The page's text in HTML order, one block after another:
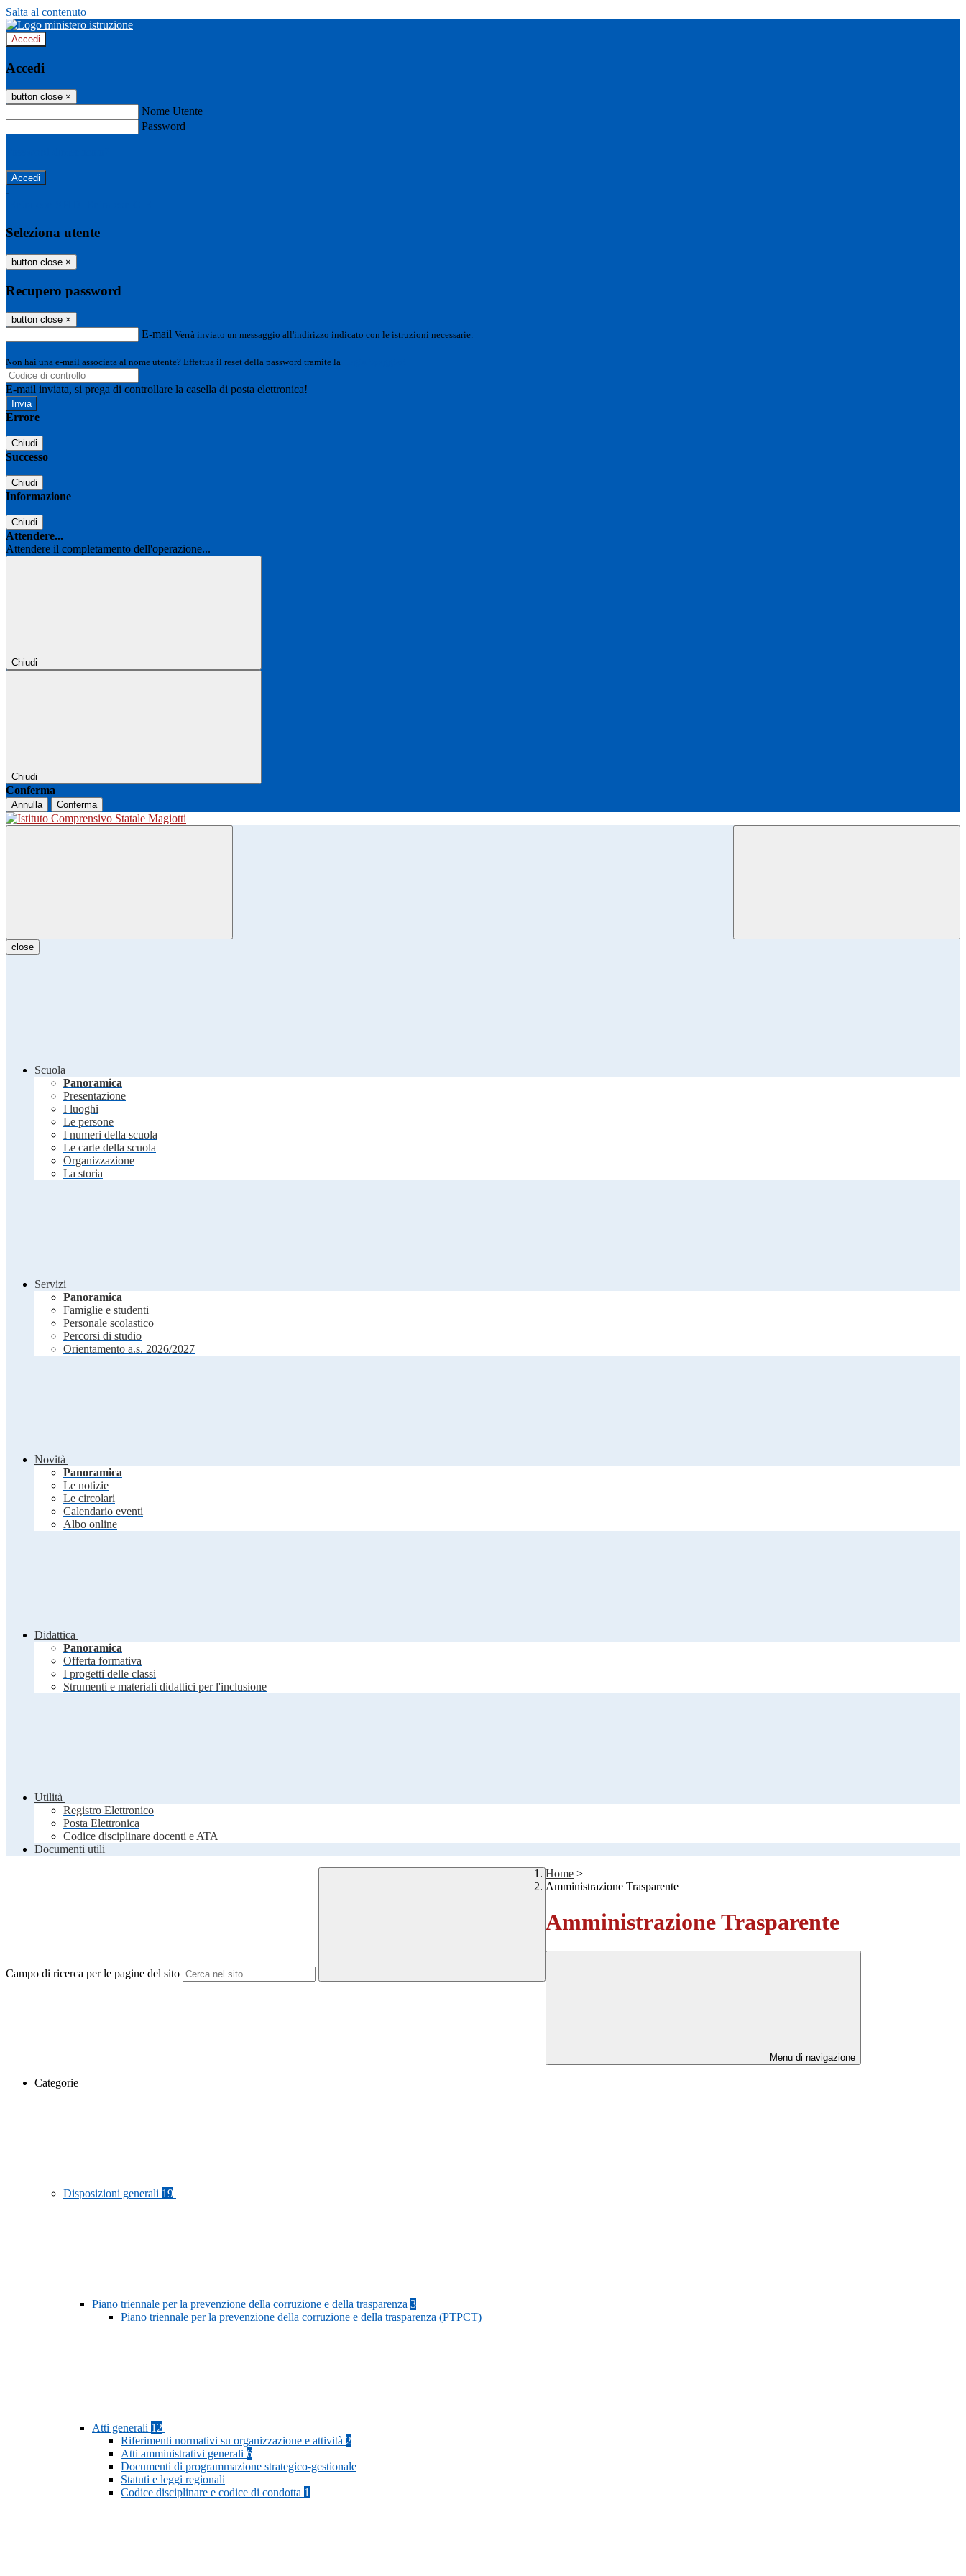
Salta al contenuto
Accedi
Accedi
button close ×
Nome Utente
Password
-
Seleziona utente
button close ×
Recupero password
button close ×
E-mail Verrà inviato un messaggio all'indirizzo indicato con le istruzioni necessarie.
Non hai una e-mail associata al nome utente? Effettua il reset della password tramite la
E-mail inviata, si prega di controllare la casella di posta elettronica!
Errore
Chiudi
Successo
Chiudi
Informazione
Chiudi
Attendere...
Attendere il completamento dell'operazione...
Chiudi
Chiudi
Conferma
Annulla Conferma
close
Scuola
Panoramica
Presentazione
I luoghi
Le persone
I numeri della scuola
Le carte della scuola
Organizzazione
La storia
Servizi
Panoramica
Famiglie e studenti
Personale scolastico
Percorsi di studio
Orientamento a.s. 2026/2027
Novità
Panoramica
Le notizie
Le circolari
Calendario eventi
Albo online
Didattica
Panoramica
Offerta formativa
I progetti delle classi
Strumenti e materiali didattici per l'inclusione
Utilità
Registro Elettronico
Posta Elettronica
Codice disciplinare docenti e ATA
Documenti utili
Campo di ricerca per le pagine del sito
Home >
Amministrazione Trasparente
Amministrazione Trasparente
Menu di navigazione
Categorie
Disposizioni generali 19
Piano triennale per la prevenzione della corruzione e della trasparenza 3
Piano triennale per la prevenzione della corruzione e della trasparenza (PTPCT)
Atti generali 12
Riferimenti normativi su organizzazione e attività 2
Atti amministrativi generali 6
Documenti di programmazione strategico-gestionale
Statuti e leggi regionali
Codice disciplinare e codice di condotta 1